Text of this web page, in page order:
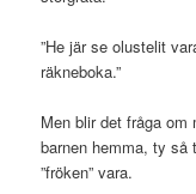
”He jär se olustelit
räkneboka.”
Men blir det fråga om
barnen hemma, ty
”fröken” vara.